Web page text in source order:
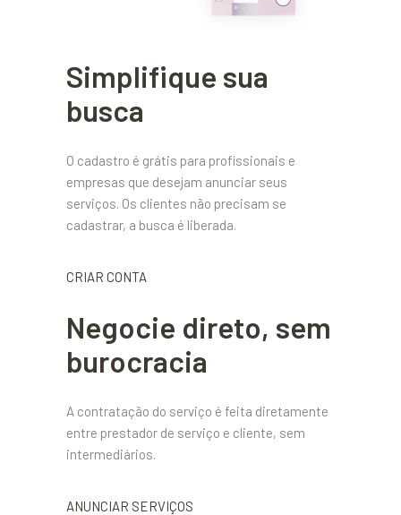
Simplifique sua
busca
O cadastro é grátis para profissionais e
empresas que desejam anunciar seus
serviços. Os clientes não precisam se
cadastrar, a busca é liberada.
CRIAR CONTA
Negocie direto, sem
burocracia
A contratação do serviço é feita diretamente
entre prestador de serviço e cliente, sem
intermediários.
ANUNCIAR SERVIÇOS